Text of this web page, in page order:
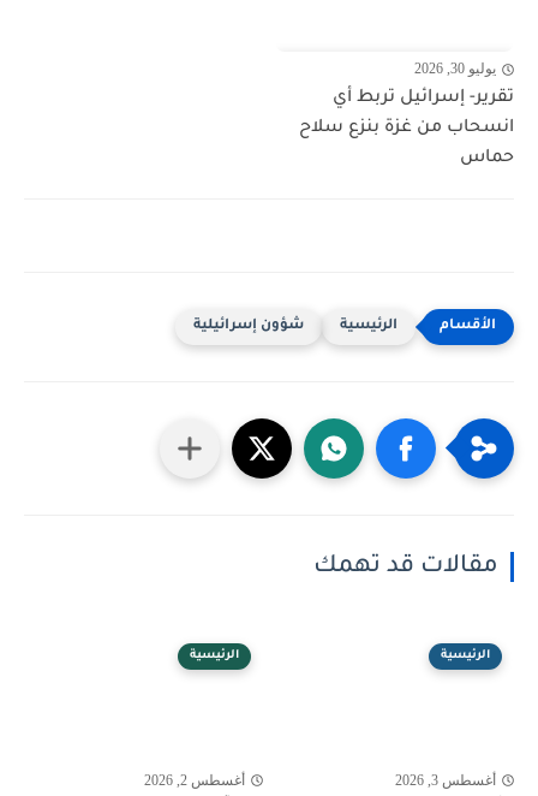
يوليو 30, 2026
تقرير- إسرائيل تربط أي
انسحاب من غزة بنزع سلاح
حماس
الرئيسية شؤون إسرائيلية
مقالات قد تهمك
الرئيسية
أغسطس 3, 2026
الرئيسية
أغسطس 2, 2026